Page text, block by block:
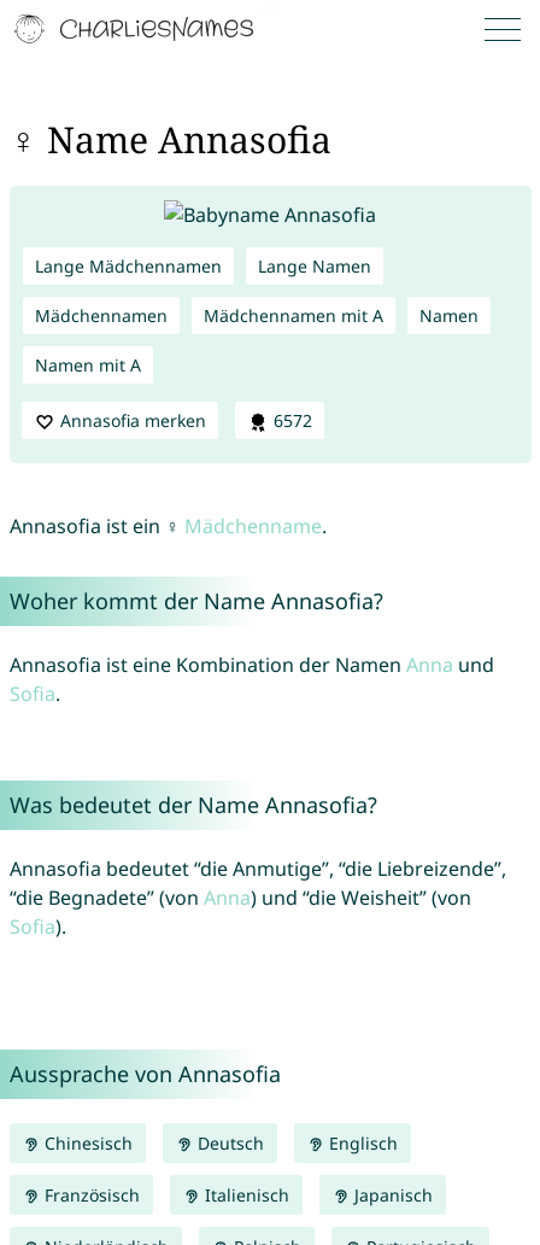
♀ Name Annasofia
Lange Mädchennamen Lange Namen
Mädchennamen Mädchennamen mit A Namen
Namen mit A
Annasofia merken 6572
Annasofia ist ein ♀ Mädchenname.
Woher kommt der Name Annasofia?
Annasofia ist eine Kombination der Namen Anna und
Sofia.
Was bedeutet der Name Annasofia?
Annasofia bedeutet “die Anmutige”, “die Liebreizende”,
“die Begnadete” (von Anna) und “die Weisheit” (von
Sofia).
Aussprache von Annasofia
Chinesisch Deutsch Englisch
Französisch Italienisch Japanisch